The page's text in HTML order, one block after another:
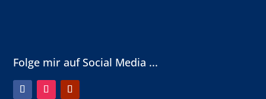
Folge mir auf Social Media ...